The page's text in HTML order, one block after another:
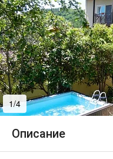
1/4
Описание